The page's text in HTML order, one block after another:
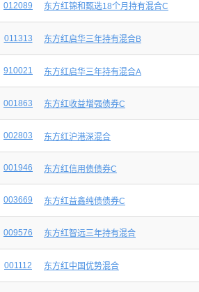
012089 东方红锦和甄选18个月持有混合C
011313 东方红启华三年持有混合B
910021 东方红启华三年持有混合A
001863 东方红收益增强债券C
002803 东方红沪港深混合
001946 东方红信用债债券C
003669 东方红益鑫纯债债券C
009576 东方红智远三年持有混合
001112 东方红中国优势混合